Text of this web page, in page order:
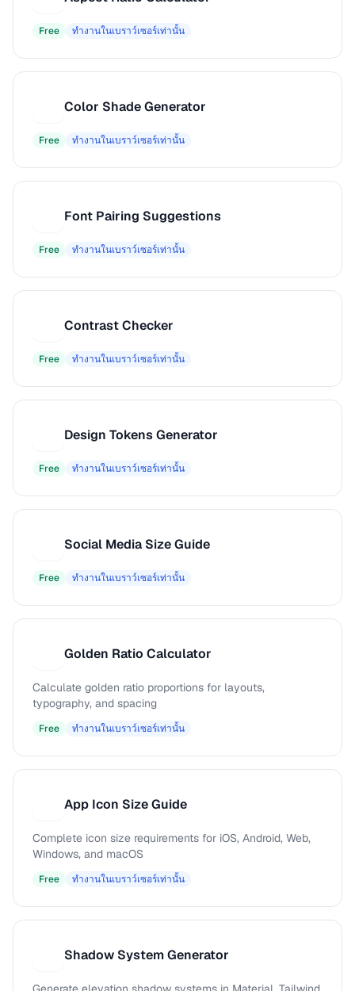
Free ทำงานในเบราว์เซอร์เท่านั้น
Color Shade Generator
Free ทำงานในเบราว์เซอร์เท่านั้น
Font Pairing Suggestions
Free ทำงานในเบราว์เซอร์เท่านั้น
Contrast Checker
Free ทำงานในเบราว์เซอร์เท่านั้น
Design Tokens Generator
Free ทำงานในเบราว์เซอร์เท่านั้น
Social Media Size Guide
Free ทำงานในเบราว์เซอร์เท่านั้น
Golden Ratio Calculator
Calculate golden ratio proportions for layouts,
typography, and spacing
Free ทำงานในเบราว์เซอร์เท่านั้น
App Icon Size Guide
Complete icon size requirements for iOS, Android, Web,
Windows, and macOS
Free ทำงานในเบราว์เซอร์เท่านั้น
Shadow System Generator